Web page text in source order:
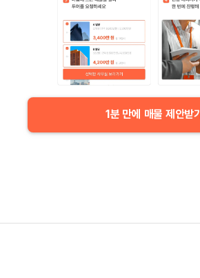
1분 만에 매물 제안받기